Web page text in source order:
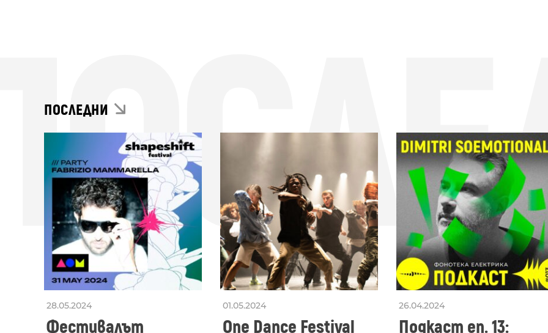
ПОСЛЕДНИ
28.05.2024
Фестивалът
01.05.2024
One Dance Festival
26.04.2024
Подкаст еп. 13: